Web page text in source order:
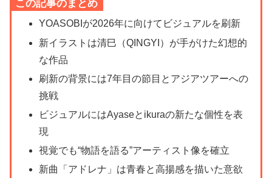
この記事のまとめ
YOASOBIが2026年に向けてビジュアルを刷新
新イラストは清巳（QINGYI）が手がけた幻想的
な作品
刷新の背景には7年目の節目とアジアツアーへの
挑戦
ビジュアルにはAyaseとikuraの新たな個性を表
現
視覚でも“物語を語る”アーティスト像を確立
新曲「アドレナ」は青春と高揚感を描いた意欲